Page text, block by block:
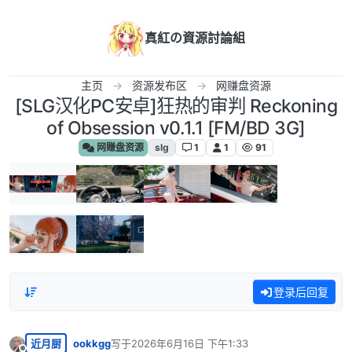
真紅の資源討論組
主页 资源发布区 网赚盘资源
[SLG汉化PC安卓]狂热的审判 Reckoning
of Obsession v0.1.1 [FM/BD 3G]
网赚盘资源 slg 1 1 91
登录后回复
近月厨 ookkgg写于2026年6月16日 下午1:33